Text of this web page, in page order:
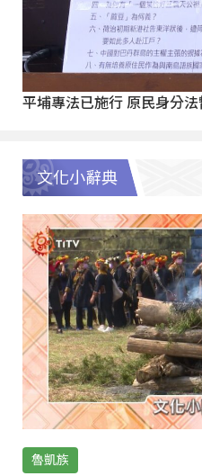
平埔專法已施行 原民身分
文化小辭典
魯凱族